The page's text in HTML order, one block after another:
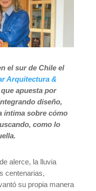
el sur de Chile el
Arquitectura &
apuesta por
diseño,
íntima sobre cómo
como lo
alerce, la lluvia
centenarias,
su propia manera